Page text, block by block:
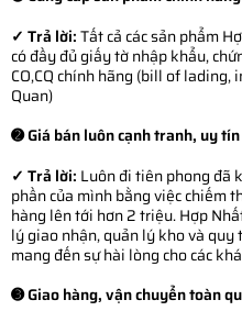
✓ Trả lời:Tất cả các sản phẩm
có đầy đủ giấy tờ nhập khẩu,
CO,CQ chính hãng (bill of
Quan)
➋ Giá bán luôn cạnh tranh, uy tín
✓ Trả lời: Luôn đi tiên phong đã
phần của mình bằng việc chiếm
hàng lên tới hơn 2 triệu. Hợp
lý giao nhận, quản lý kho và
mang đến sự hài lòng cho các
➌ Giao hàng, vận chuyển toàn